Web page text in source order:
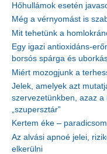
Hőhullámok esetén
Még a vérnyomást is
Mit tehetünk a
Egy igazi antioxidáns-
borsós spárga és
Miért mozogjunk a
Jelek, amelyek azt
szervezetünkben, azaz
„szupersztár”
Kertem éke – paradicsom
Az alvási apnoé jelei,
elkerülni